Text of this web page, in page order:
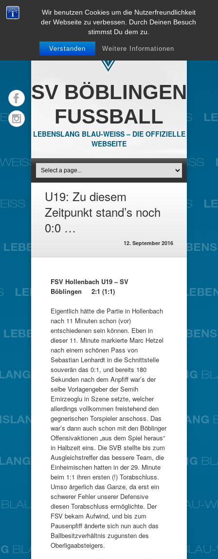
Wir benutzen Cookies um die Nutzerfreundlichkeit
der Webseite zu verbessen. Durch Deinen Besuch
stimmst Du dem zu.
Verstanden Weitere Informationen
SV BÖBLINGEN
FUSSBALL
LEBENSLANG BLAU-WEISS – DIE OFFIZIELLE
WEBSEITE
U19: Zu diesem
Zeitpunkt stand’s noch
0:0 …
12. September 2016
FSV Hollenbach U19 – SV
Böblingen 2:1 (1:1)
Eigentlich hätte die Partie in Hollenbach
nach 11 Minuten schon (vor)
entschiedenen sein können. Eben in
dieser 11. Minute markierte Marc Hetzel
nach einem schönen Pass von
Sebastian Lenhardt in die Schnittstelle
souverän das 0:1, und bereits 180
Sekunden nach dem Anpfiff war’s der
selbe Vorlagengeber der Semih
Emirzeoglu in Szene setzte, welcher
allerdings vollkommen freistehend den
gegnerischen Torspieler anschoss. Das
war’s dann auch schon mit den Böblinger
Offensivaktionen „aus dem Spiel heraus“
in Halbzeit eins. Die SVB stellte bis zum
Ausgleichstreffer das bessere Team, die
Einheimischen hatten in der 29. Minute
beim 1:1 ihren ersten (!) Torabschluss.
Umso ärgerlich das Ganze, da erst ein
schwerer Fehler unserer Defensive
diesen Torabschluss ermöglichte. Der
FSV bekam Aufwind, und bis zum
Pausenpfiff änderte sich nun auch das
Ballbesitzverhältnis zugunsten des
Oberligaabsteigers.